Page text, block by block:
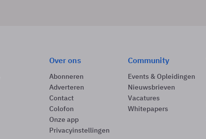
Over ons
Abonneren
Adverteren
Contact
Colofon
Onze app
Privacyinstellingen
Community
Events & Opleidingen
Nieuwsbrieven
Vacatures
Whitepapers